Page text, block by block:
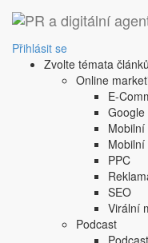
Přihlásit se
Zvolte témata článků
Online
E-
Google
PPC
SEO
Virální
Podcast
Podcast